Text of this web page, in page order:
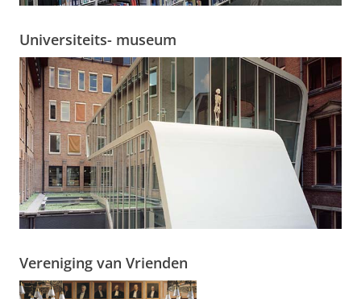
Universiteits- museum
Vereniging van Vrienden